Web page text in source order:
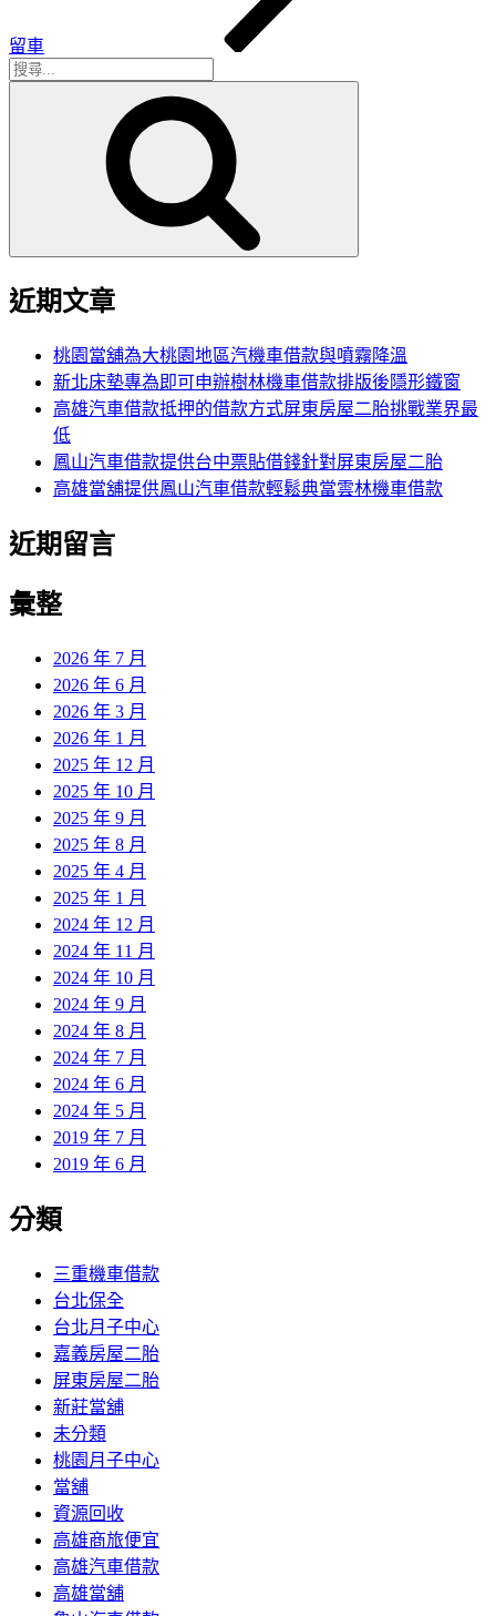
留車
搜
近期文章
桃園當舖為大桃園地區汽機車借款與噴霧降溫
新北床墊專為即可申辦樹林機車借款排版後隱形鐵窗
高雄汽車借款抵押的借款方式屏東房屋二胎挑戰業界最
低
鳳山汽車借款提供台中票貼借錢針對屏東房屋二胎
高雄當舖提供鳳山汽車借款輕鬆典當雲林機車借款
近期留言
彙整
2026 年 7 月
2026 年 6 月
2026 年 3 月
2026 年 1 月
2025 年 12 月
2025 年 10 月
2025 年 9 月
2025 年 8 月
2025 年 4 月
2025 年 1 月
2024 年 12 月
2024 年 11 月
2024 年 10 月
2024 年 9 月
2024 年 8 月
2024 年 7 月
2024 年 6 月
2024 年 5 月
2019 年 7 月
2019 年 6 月
分類
三重機車借款
台北保全
台北月子中心
嘉義房屋二胎
屏東房屋二胎
新莊當舖
未分類
桃園月子中心
當舖
資源回收
高雄商旅便宜
高雄汽車借款
高雄當舖